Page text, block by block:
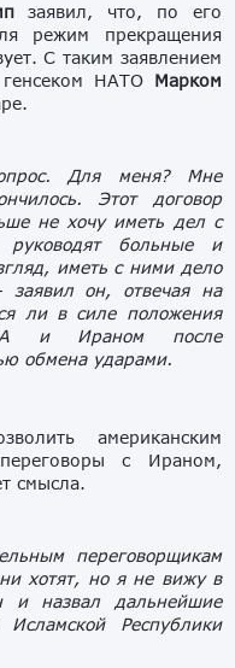
заявил, что, по его
режим прекращения
С таким заявлением
НАТО Марком
Для меня? Мне
Этот договор
не хочу иметь дел с
больные и
иметь с ними дело
заявил он, отвечая на
ли в силе положения
и Ираном после
обмена ударами.
американским
с Ираном,
смысла.
переговорщикам
хотят, но я не вижу в
назвал дальнейшие
Исламской Республики